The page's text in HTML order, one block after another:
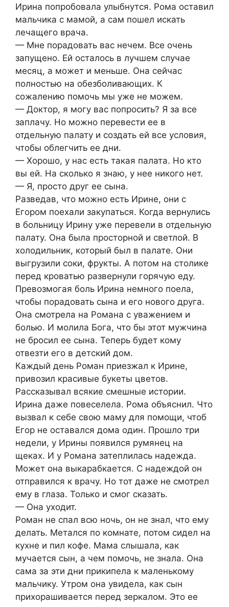
Ирина попробовала улыбнутся. Рома оставил
мальчика с мамой, а сам пошел искать
лечащего врача.
— Мне порадовать вас нечем. Все очень
запущено. Ей осталось в лучшем случае
месяц, а может и меньше. Она сейчас
полностью на обезболивающих. К
сожалению помочь мы уже не можем.
— Доктор, я могу вас попросить? Я за все
заплачу. Но можно перевести ее в
отдельную палату и создать ей все условия,
чтобы облегчить ее дни.
— Хорошо, у нас есть такая палата. Но кто
вы ей. На сколько я знаю, у нее никого нет.
— Я, просто друг ее сына.
Разведав, что можно есть Ирине, они с
Егором поехали закупаться. Когда вернулись
в больницу Ирину уже перевели в отдельную
палату. Она была просторной и светлой. В
холодильник, который был в палате. Они
выгрузили соки, фрукты. А потом на столике
перед кроватью развернули горячую еду.
Превозмогая боль Ирина немного поела,
чтобы порадовать сына и его нового друга.
Она смотрела на Романа с уважением и
болью. И молила Бога, что бы этот мужчина
не бросил ее сына. Теперь будет кому
отвезти его в детский дом.
Каждый день Роман приезжал к Ирине,
привозил красивые букеты цветов.
Рассказывал всякие смешные истории.
Ирина даже повеселела. Рома объяснил. Что
вызвал к себе свою маму для помощи, чтоб
Егор не оставался дома один. Прошло три
недели, у Ирины появился румянец на
щеках. И у Романа затеплилась надежда.
Может она выкарабкается. С надеждой он
отправился к врачу. Но тот даже не смотрел
ему в глаза. Только и смог сказать.
— Она уходит.
Роман не спал всю ночь, он не знал, что ему
делать. Метался по комнате, потом сидел на
кухне и пил кофе. Мама слышала, как
мучается сын, а чем помочь, не знала. Она
сама за эти дни прикипела к маленькому
мальчику. Утром она увидела, как сын
прихорашивается перед зеркалом. Это ее